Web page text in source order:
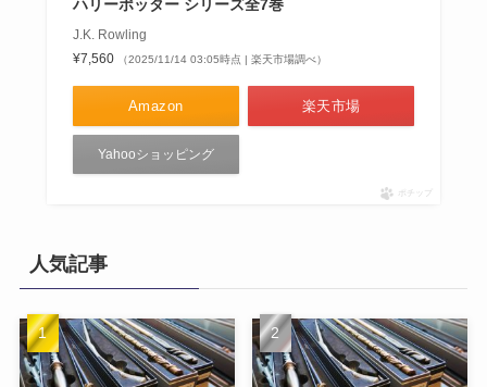
ハリーポッター シリーズ全7巻
J.K. Rowling
¥7,560
（2025/11/14 03:05時点 | 楽天市場調べ）
Amazon 楽天市場
Yahooショッピング
ポチップ
人気記事